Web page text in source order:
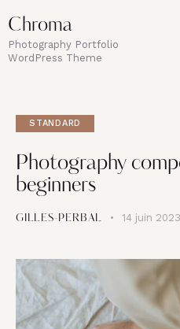
Chroma
Photography Portfolio
WordPress Theme
STANDARD
Photography
beginners
GILLES-PERBAL 14 juin 2023